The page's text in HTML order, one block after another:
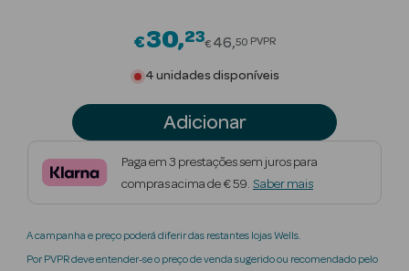
Beauty Season
Beauty Season
Beauty Season
Beauty Season
€30 23Price reduced from
€ 46 50 PVPR
4 unidades disponíveis
Adicionar
Paga em 3 prestações sem juros para
compras acima de € 59. Saber mais
A campanha e preço poderá diferir das restantes lojas Wells.
Por PVPR deve entender-se o preço de venda sugerido ou recomendado pelo